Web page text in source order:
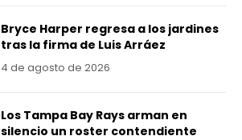
Bryce Harper regresa a los jardines
tras la firma de Luis Arráez
4 de agosto de 2026
Los Tampa Bay Rays arman en
silencio un roster contendiente